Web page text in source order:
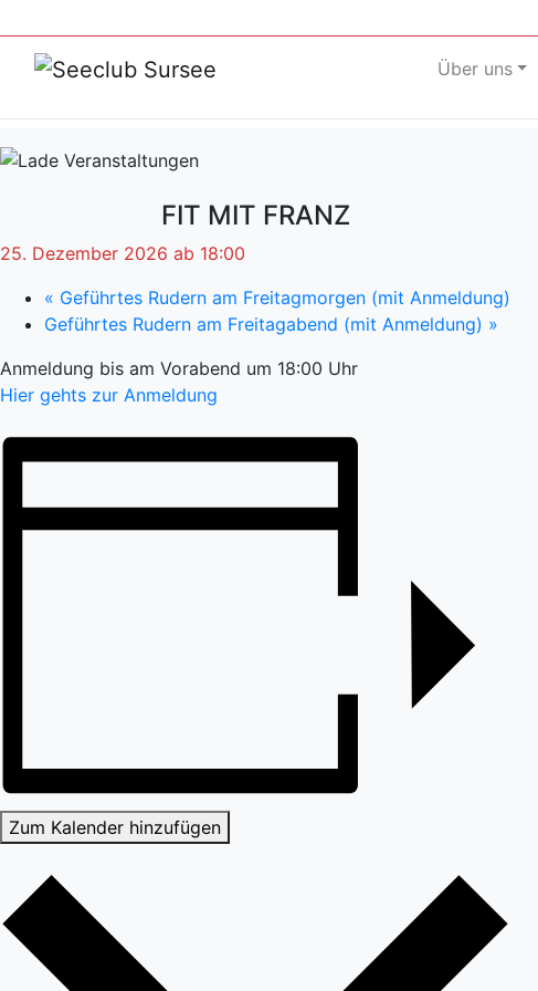
Über uns
FIT MIT FRANZ
25. Dezember 2026 ab 18:00
« Geführtes Rudern am Freitagmorgen (mit Anmeldung)
Geführtes Rudern am Freitagabend (mit Anmeldung) »
Anmeldung bis am Vorabend um 18:00 Uhr
Hier gehts zur Anmeldung
Zum Kalender hinzufügen